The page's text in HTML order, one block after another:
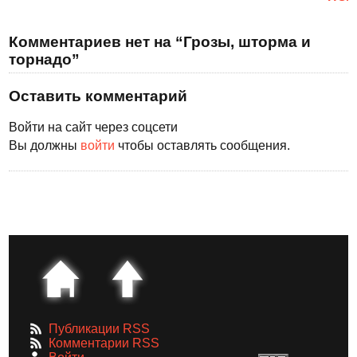
Комментариев нет на “Грозы, шторма и
торнадо”
Оставить комментарий
Войти на сайт через соцсети
Вы должны войти чтобы оставлять сообщения.
Публикации RSS
Комментарии RSS